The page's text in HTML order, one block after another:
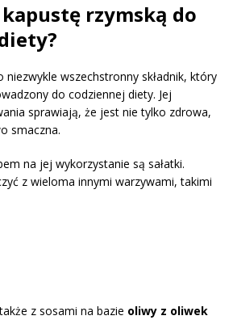
kapustę rzymską do
niezwykle wszechstronny składnik, który
do codziennej diety. Jej
sprawiają, że jest nie tylko zdrowa,
smaczna.
na jej wykorzystanie są sałatki.
z wieloma innymi warzywami, takimi
z sosami na bazie oliwy z oliwek